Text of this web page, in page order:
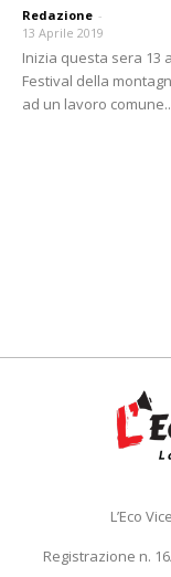
Redazione -
13 Aprile 2019
Inizia questa sera 13
Festival della
ad un lavoro
L’Eco
Registrazione n.